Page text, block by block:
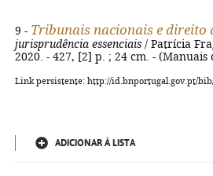
9 - Tribunais nacionais e direito
jurisprudência essenciais / Patrícia
2020. - 427, [2] p. ; 24 cm. -
Link persistente: http://id.bnportugal.gov.pt/
ADICIONAR À LISTA